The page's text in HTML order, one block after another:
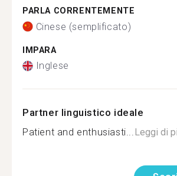
PARLA CORRENTEMENTE
Cinese (semplificato)
IMPARA
Inglese
Partner linguistico ideale
Patient and enthusiasti...Leggi di